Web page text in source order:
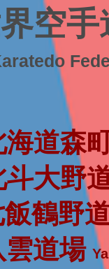
空
海道森
斗大野
飯鶴野
雲道場